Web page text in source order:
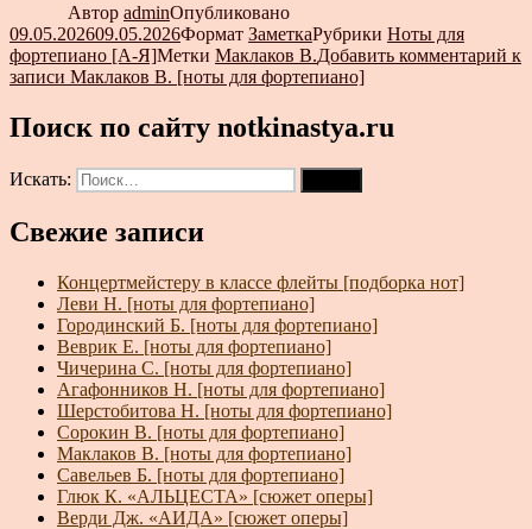
Автор adminОпубликовано
09.05.202609.05.2026Формат ЗаметкаРубрики Ноты для
фортепиано [А-Я]Метки Маклаков В.Добавить комментарий к
записи Маклаков В. [ноты для фортепиано]
Поиск по сайту notkinastya.ru
Искать:
Свежие записи
Концертмейстеру в классе флейты [подборка нот]
Леви Н. [ноты для фортепиано]
Городинский Б. [ноты для фортепиано]
Веврик Е. [ноты для фортепиано]
Чичерина С. [ноты для фортепиано]
Агафонников Н. [ноты для фортепиано]
Шерстобитова Н. [ноты для фортепиано]
Сорокин В. [ноты для фортепиано]
Маклаков В. [ноты для фортепиано]
Савельев Б. [ноты для фортепиано]
Глюк К. «АЛЬЦЕСТА» [сюжет оперы]
Верди Дж. «АИДА» [сюжет оперы]